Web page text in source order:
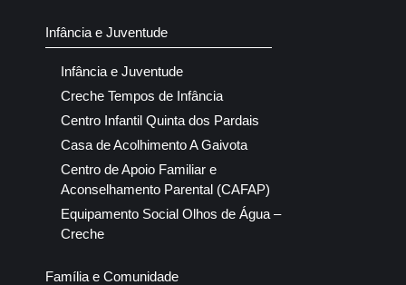
Infância e Juventude
Infância e Juventude
Creche Tempos de Infância
Centro Infantil Quinta dos Pardais
Casa de Acolhimento A Gaivota
Centro de Apoio Familiar e
Aconselhamento Parental (CAFAP)
Equipamento Social Olhos de Água –
Creche
Família e Comunidade